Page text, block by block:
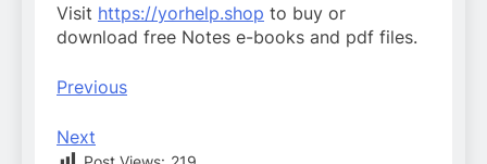
Visit https://yorhelp.shop to buy or
download free Notes e-books and pdf files.
Previous
Next